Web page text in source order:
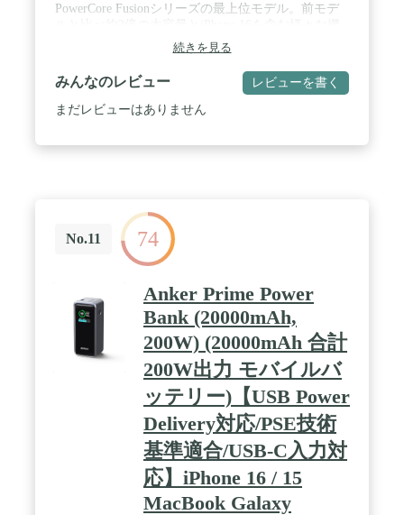
PowerCore Fusionシリーズの最上位モデル。前モデ
器へのフルスピード充電が可能な⾼出⼒を両⽴し、
家の中でも外出先でも便利にご利用いただけます。
※モバイルバッテリー本体には5000mAhで印字され
ていますが、本製品のセル容量は10000mAh (2 x
5000mAh) です。 / iPhone 16にも急速充電：最大
回、その他ほとんどのスマートフォンに複数回、満
充電することができます (※充電回数はAnker調べで
す) 。 / 本体の充電も簡単：本体の充電にケーブル
は不要です。コンセントにさすだけで約4時間で満
充電できます。(※充電時間はAnker調べです) / パッ
ケージ内容：Anker PowerCore Fusion 10000、USB-A
& USB-C ケーブル、取扱説明書、カスタマーサポー
続きを見る
みんなのレビュー レビューを書く
まだレビューはありません
No.11 74
Anker Prime Power
Bank (20000mAh,
200W) (20000mAh 合計
200W出力 モバイルバ
ッテリー)【USB Power
Delivery対応/PSE技術
基準適合/USB-C入力対
応】iPhone 16 / 15
MacBook Galaxy